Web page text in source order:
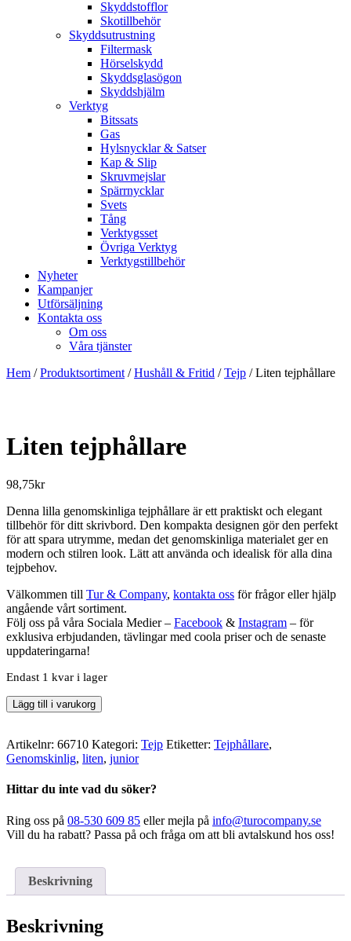
Skyddstofflor
Skotillbehör
Skyddsutrustning
Filtermask
Hörselskydd
Skyddsglasögon
Skyddshjälm
Verktyg
Bitssats
Gas
Hylsnycklar & Satser
Kap & Slip
Skruvmejslar
Spärrnycklar
Svets
Tång
Verktygsset
Övriga Verktyg
Verktygstillbehör
Nyheter
Kampanjer
Utförsäljning
Kontakta oss
Om oss
Våra tjänster
Hem /Produktsortiment /Hushåll & Fritid /Tejp / Liten tejphållare
Liten tejphållare
98,75kr
Denna lilla genomskinliga tejphållare är ett praktiskt och elegant
tillbehör för ditt skrivbord. Den kompakta designen gör den perfekt
för att spara utrymme, medan det genomskinliga materialet ger en
modern och stilren look. Lätt att använda och idealisk för alla dina
tejpbehov.
Välkommen till Tur & Company, kontakta oss för frågor eller hjälp
angående vårt sortiment.
Följ oss på våra Sociala Medier – Facebook & Instagram – för
exklusiva erbjudanden, tävlingar med coola priser och de senaste
uppdateringarna!
Endast 1 kvar i lager
Liten
tejphållare
Lägg till i varukorg
Artikelnr: 66710 Kategori: Tejp Etiketter: Tejphållare,
Genomskinlig, liten, junior
Hittar du inte vad du söker?
Ring oss på 08-530 609 85 eller mejla på info@turocompany.se
Vill du ha rabatt? Passa på och fråga om att bli avtalskund hos oss!
Beskrivning
Beskrivning